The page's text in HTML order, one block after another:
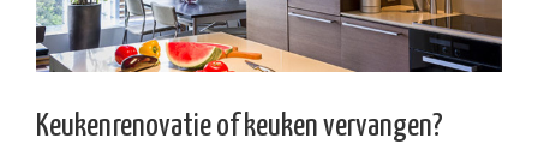
Keukenrenovatie of keuken vervangen?